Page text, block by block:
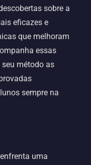
sobre a
eficazes e
que melhoram
essas
método as
sempre na
uma